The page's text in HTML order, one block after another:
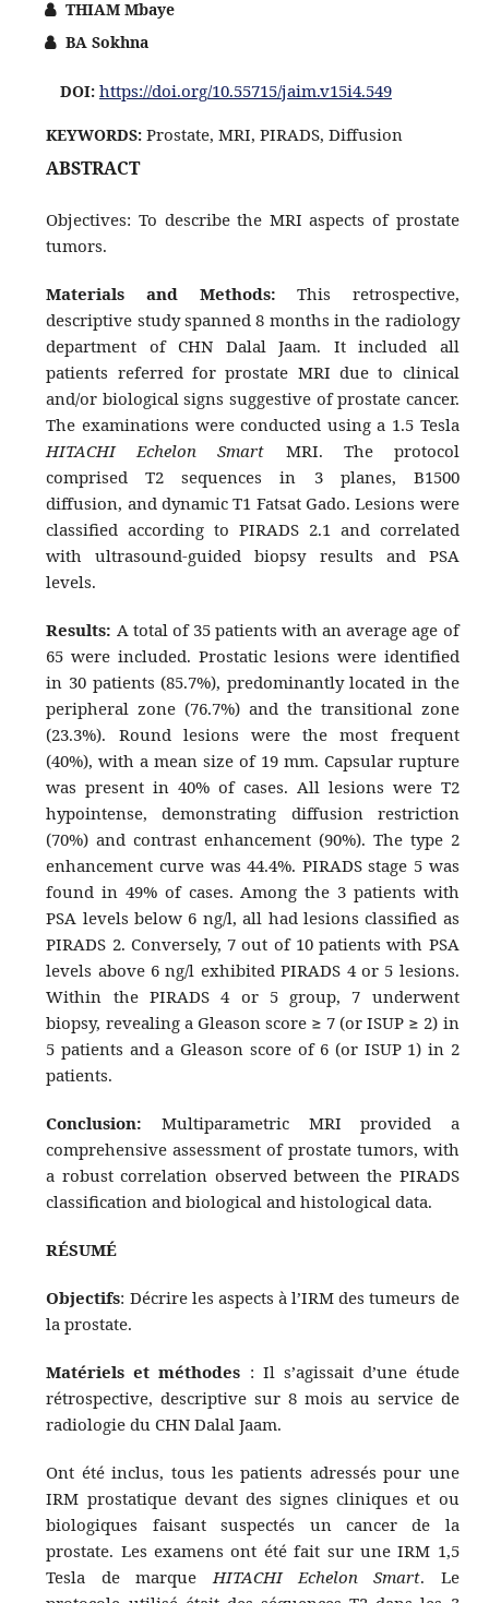
THIAM Mbaye
BA Sokhna
DOI: https://doi.org/10.55715/jaim.v15i4.549
KEYWORDS:Prostate, MRI, PIRADS, Diffusion
ABSTRACT
Objectives: To describe the MRI aspects of prostate
tumors.
Materials and Methods: This retrospective,
descriptive study spanned 8 months in the radiology
department of CHN Dalal Jaam. It included all
patients referred for prostate MRI due to clinical
and/or biological signs suggestive of prostate cancer.
The examinations were conducted using a 1.5 Tesla
HITACHI Echelon Smart MRI. The protocol
comprised T2 sequences in 3 planes, B1500
diffusion, and dynamic T1 Fatsat Gado. Lesions were
classified according to PIRADS 2.1 and correlated
with ultrasound-guided biopsy results and PSA
levels.
Results: A total of 35 patients with an average age of
65 were included. Prostatic lesions were identified
in 30 patients (85.7%), predominantly located in the
peripheral zone (76.7%) and the transitional zone
(23.3%). Round lesions were the most frequent
(40%), with a mean size of 19 mm. Capsular rupture
was present in 40% of cases. All lesions were T2
hypointense, demonstrating diffusion restriction
(70%) and contrast enhancement (90%). The type 2
enhancement curve was 44.4%. PIRADS stage 5 was
found in 49% of cases. Among the 3 patients with
PSA levels below 6 ng/l, all had lesions classified as
PIRADS 2. Conversely, 7 out of 10 patients with PSA
levels above 6 ng/l exhibited PIRADS 4 or 5 lesions.
Within the PIRADS 4 or 5 group, 7 underwent
biopsy, revealing a Gleason score ≥ 7 (or ISUP ≥ 2) in
5 patients and a Gleason score of 6 (or ISUP 1) in 2
patients.
Conclusion: Multiparametric MRI provided a
comprehensive assessment of prostate tumors, with
a robust correlation observed between the PIRADS
classification and biological and histological data.
RÉSUMÉ
Objectifs: Décrire les aspects à l’IRM des tumeurs de
la prostate.
Matériels et méthodes : Il s’agissait d’une étude
rétrospective, descriptive sur 8 mois au service de
radiologie du CHN Dalal Jaam.
Ont été inclus, tous les patients adressés pour une
IRM prostatique devant des signes cliniques et ou
biologiques faisant suspectés un cancer de la
prostate. Les examens ont été fait sur une IRM 1,5
Tesla de marqueHITACHI Echelon Smart. Le